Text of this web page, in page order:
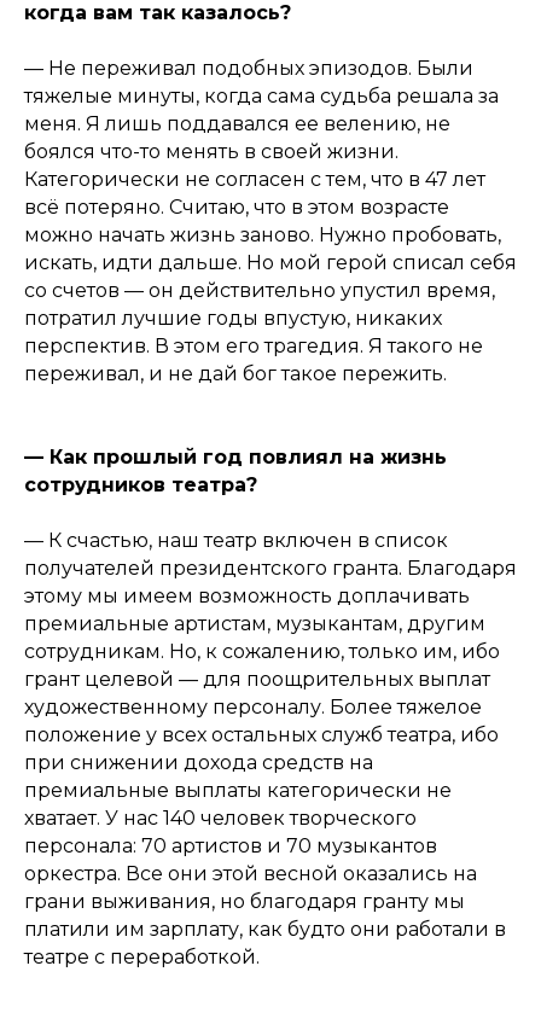
когда вам так казалось?
— Не переживал подобных эпизодов. Были
тяжелые минуты, когда сама судьба решала за
меня. Я лишь поддавался ее велению, не
боялся что-то менять в своей жизни.
Категорически не согласен с тем, что в 47 лет
всё потеряно. Считаю, что в этом возрасте
можно начать жизнь заново. Нужно пробовать,
искать, идти дальше. Но мой герой списал себя
со счетов — он действительно упустил время,
потратил лучшие годы впустую, никаких
перспектив. В этом его трагедия. Я такого не
переживал, и не дай бог такое пережить.
— Как прошлый год повлиял на жизнь
сотрудников театра?
— К счастью, наш театр включен в список
получателей президентского гранта. Благодаря
этому мы имеем возможность доплачивать
премиальные артистам, музыкантам, другим
сотрудникам. Но, к сожалению, только им, ибо
грант целевой — для поощрительных выплат
художественному персоналу. Более тяжелое
положение у всех остальных служб театра, ибо
при снижении дохода средств на
премиальные выплаты категорически не
хватает. У нас 140 человек творческого
персонала: 70 артистов и 70 музыкантов
оркестра. Все они этой весной оказались на
грани выживания, но благодаря гранту мы
платили им зарплату, как будто они работали в
театре с переработкой.